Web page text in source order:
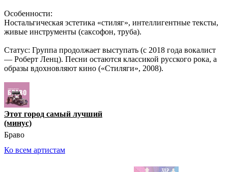
Особенности:
Ностальгическая эстетика «стиляг», интеллигентные тексты,
живые инструменты (саксофон, труба).
Статус: Группа продолжает выступать (с 2018 года вокалист
— Роберт Ленц). Песни остаются классикой русского рока, а
образы вдохновляют кино («Стиляги», 2008).
Этот город самый лучший
(минус)
Браво
Ко всем артистам